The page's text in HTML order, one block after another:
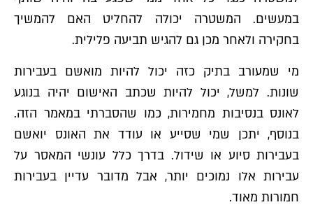
במעשים. המשטרה יכולה להחליט האם להמשיך
בחקירה ולאחר מכן גם להגיש תביעה פלילית.
מי שמעורב בתיק כזה יכול להיות מואשם בעבירות
שונות. למשל, יכול להיות שכתב האישום יהיה בנוגע
לאונס בנסיבות מחמירות, כמו שהסברתי במאמר הזה.
בנוסף, יתכן שמי שסייע או עודד את האונס יואשם
בעבירות סיוע או שידול. בדרך כלל עונשי המאסר על
עבירות אלו נמוכים יותר, אבל מדובר עדיין בעבירות
חמורות מאוד.